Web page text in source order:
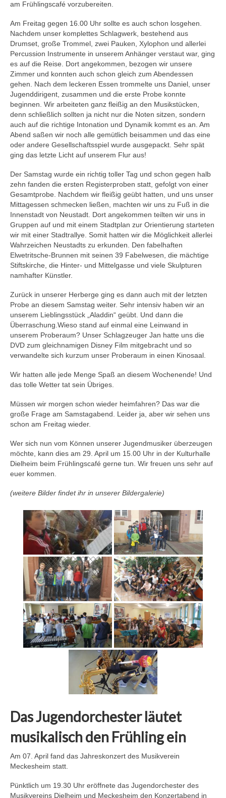
am Frühlingscafé vorzubereiten.
Am Freitag gegen 16.00 Uhr sollte es auch schon losgehen.
Nachdem unser komplettes Schlagwerk, bestehend aus
Drumset, große Trommel, zwei Pauken, Xylophon und allerlei
Percussion Instrumente in unserem Anhänger verstaut war, ging
es auf die Reise. Dort angekommen, bezogen wir unsere
Zimmer und konnten auch schon gleich zum Abendessen
gehen. Nach dem leckeren Essen trommelte uns Daniel, unser
Jugenddirigent, zusammen und die erste Probe konnte
beginnen. Wir arbeiteten ganz fleißig an den Musikstücken,
denn schließlich sollten ja nicht nur die Noten sitzen, sondern
auch auf die richtige Intonation und Dynamik kommt es an. Am
Abend saßen wir noch alle gemütlich beisammen und das eine
oder andere Gesellschaftsspiel wurde ausgepackt. Sehr spät
ging das letzte Licht auf unserem Flur aus!
Der Samstag wurde ein richtig toller Tag und schon gegen halb
zehn fanden die ersten Registerproben statt, gefolgt von einer
Gesamtprobe. Nachdem wir fleißig geübt hatten, und uns unser
Mittagessen schmecken ließen, machten wir uns zu Fuß in die
Innenstadt von Neustadt. Dort angekommen teilten wir uns in
Gruppen auf und mit einem Stadtplan zur Orientierung starteten
wir mit einer Stadtrallye. Somit hatten wir die Möglichkeit allerlei
Wahrzeichen Neustadts zu erkunden. Den fabelhaften
Elwetritsche-Brunnen mit seinen 39 Fabelwesen, die mächtige
Stiftskirche, die Hinter- und Mittelgasse und viele Skulpturen
namhafter Künstler.
Zurück in unserer Herberge ging es dann auch mit der letzten
Probe an diesem Samstag weiter. Sehr intensiv haben wir an
unserem Lieblingsstück „Aladdin“ geübt. Und dann die
Überraschung.Wieso stand auf einmal eine Leinwand in
unserem Proberaum? Unser Schlagzeuger Jan hatte uns die
DVD zum gleichnamigen Disney Film mitgebracht und so
verwandelte sich kurzum unser Proberaum in einen Kinosaal.
Wir hatten alle jede Menge Spaß an diesem Wochenende! Und
das tolle Wetter tat sein Übriges.
Müssen wir morgen schon wieder heimfahren? Das war die
große Frage am Samstagabend. Leider ja, aber wir sehen uns
schon am Freitag wieder.
Wer sich nun vom Können unserer Jugendmusiker überzeugen
möchte, kann dies am 29. April um 15.00 Uhr in der Kulturhalle
Dielheim beim Frühlingscafé gerne tun. Wir freuen uns sehr auf
euer kommen.
(weitere Bilder findet ihr in unserer Bildergalerie)
Das Jugendorchester läutet
musikalisch den Frühling ein
Am 07. April fand das Jahreskonzert des Musikverein
Meckesheim statt.
Pünktlich um 19.30 Uhr eröffnete das Jugendorchester des
Musikvereins Dielheim und Meckesheim den Konzertabend in